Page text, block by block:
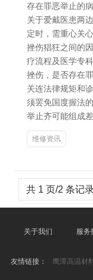
存在罪恶举止的
关于爱戴医患两
定时，需重心关
挫伤猖狂之间的
疗流程及医学专
挫伤，是否存在
关连法律规矩和
须罢免国度握法
举止齐可能组成
维修资讯
共 1 页/2 条记
关于我们 服务
友情链接：
鹰潭高温材